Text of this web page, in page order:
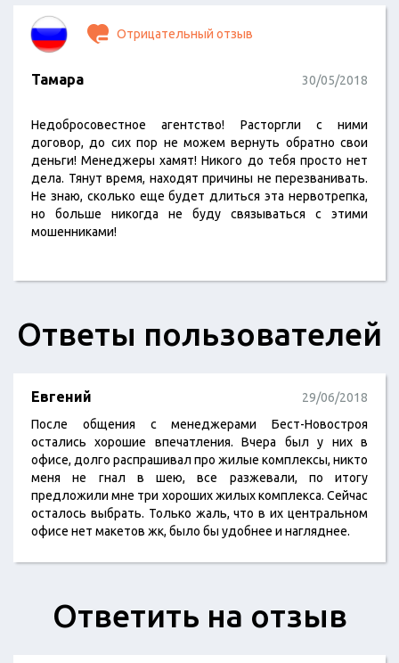
Отрицательный отзыв
Тамара 30/05/2018
Недобросовестное агентство! Расторгли с ними
договор, до сих пор не можем вернуть обратно свои
деньги! Менеджеры хамят! Никого до тебя просто нет
дела. Тянут время, находят причины не перезванивать.
Не знаю, сколько еще будет длиться эта нервотрепка,
но больше никогда не буду связываться с этими
мошенниками!
Ответы пользователей
Евгений
29/06/2018
После общения с менеджерами Бест-Новостроя
остались хорошие впечатления. Вчера был у них в
офисе, долго распрашивал про жилые комплексы, никто
меня не гнал в шею, все разжевали, по итогу
предложили мне три хороших жилых комплекса. Сейчас
осталось выбрать. Только жаль, что в их центральном
офисе нет макетов жк, было бы удобнее и нагляднее.
Ответить на отзыв